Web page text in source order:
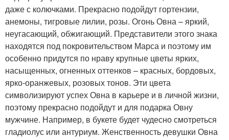
даже с колючками. Прекрасно подойдут гортензии,
анемоны, тигровые лилии, розы. Огонь Овна – яркий,
неугасающий, обжигающий. Представители этого знака
находятся под покровительством Марса и поэтому им
особенно придутся по нраву крупные цветы ярких,
насыщенных, огненных оттенков – красных, бордовых,
ярко-оранжевых, розовых тонов. Эти цвета
символизируют успех Овна в карьере и в личной жизни,
поэтому прекрасно подойдут и для подарка Овну
мужчине. Например, в букете будет чудесно смотреться
гладиолус или антуриум. Женственность девушки Овна